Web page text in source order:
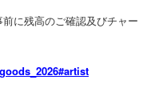
に残高のご確認及びチャー